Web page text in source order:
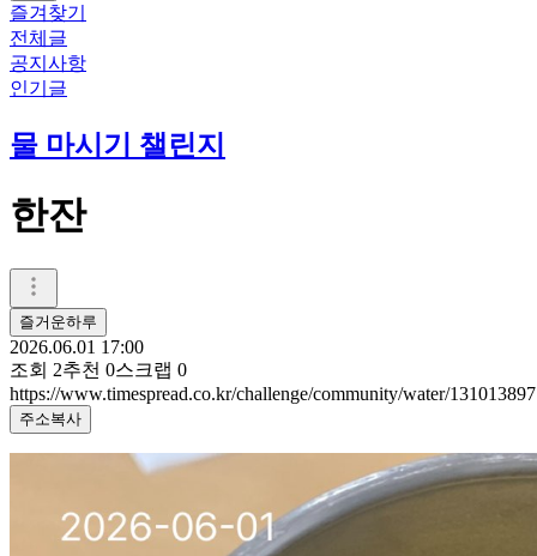
즐겨찾기
전체글
공지사항
인기글
물 마시기 챌린지
한잔
즐거운하루
2026.06.01 17:00
조회 2추천 0스크랩 0
https://www.timespread.co.kr/challenge/community/water/131013897
주소복사